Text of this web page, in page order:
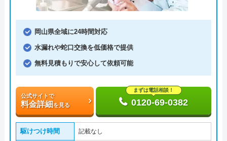
岡山県全域に24時間対応
水漏れや蛇口交換を低価格で提供
無料見積もりで安心して依頼可能
公式サイトで
料金詳細を見る
まずは電話相談！
0120-69-0382
駆けつけ時間 記載なし